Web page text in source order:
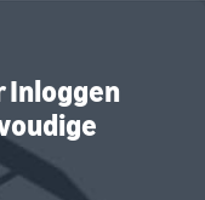
Inloggen